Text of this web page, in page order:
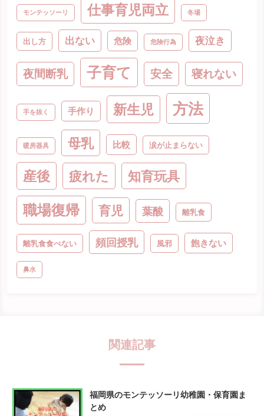
モンテッソーリ 仕事育児両立 冬場
出し方 出ない 危険 危険行為 夜泣き
夜間断乳 子育て 安全 寝れない
手を抜く 手作り 新生児 方法
暖房器具 母乳 比較 涙が止まらない
産後 疲れた 知育玩具
職場復帰 育児 葉酸 離乳食
離乳食食べない 頻回授乳 風邪 飽きない
鼻水
関連記事
福岡県のモンテッソーリ幼稚園・保育園ま
とめ